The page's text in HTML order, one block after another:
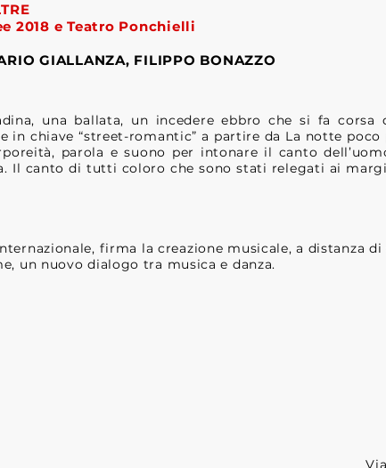
2018 e Teatro Ponchielli
GIALLANZA, FILIPPO BONAZZO
una ballata, un incedere ebbro che si fa corsa
chiave “street-romantic” a partire da La notte poco
parola e suono per intonare il canto
Il canto di tutti coloro che sono stati relegati ai
firma la creazione musicale, a distanza di
un nuovo dialogo tra musica e danza.